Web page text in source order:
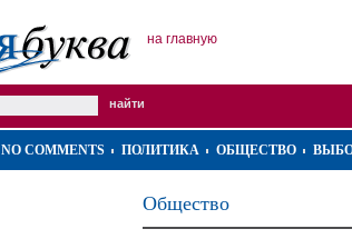
на главную
NO COMMENTS ПОЛИТИКА ОБЩЕСТВО
Общество